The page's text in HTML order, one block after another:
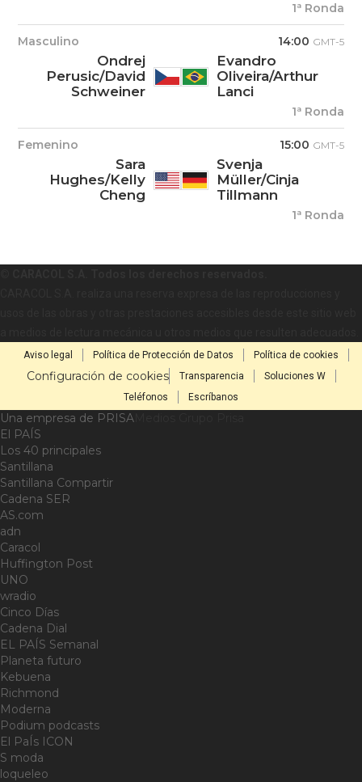
1ª Ronda
Masculino 14:00 GMT-5
Ondrej
Perusic/David
Schweiner
Evandro
Oliveira/Arthur
Lanci
1ª Ronda
Femenino 15:00 GMT-5
Sara
Hughes/Kelly
Cheng
Svenja
Müller/Cinja
Tillmann
1ª Ronda
Aviso legal Política de Protección de Datos Política de cookies
Configuración de cookies Transparencia
Soluciones W
Teléfonos
Escríbanos
Una empresa de PRISA
El PAÍS
Los 40 principales
Santillana
Santillana Compartir
Cadena SER
AS.com
adn
Caracol
Huffington Post
UNO
wradio
Cinco Días
Cadena Dial
EL PAÍS Semanal
Planeta futuro
Kebuena
Richmond
Moderna
Podium podcasts
El PaÍs ICON
S moda
loqueleo